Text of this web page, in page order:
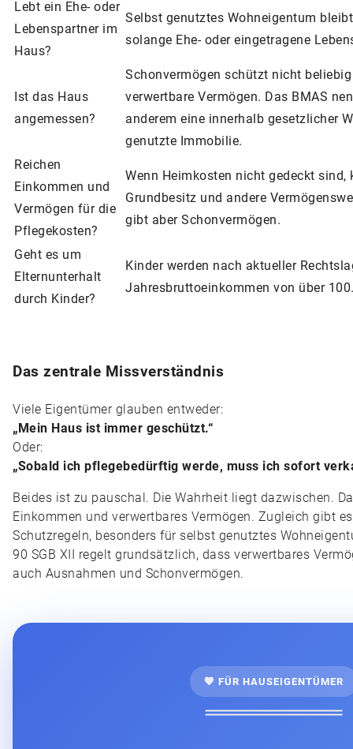
Lebt ein Ehe- oder
Lebenspartner im
Haus?
Selbst genutztes Wohneigentum
solange Ehe- oder eingetragene
Ist das Haus
angemessen?
Schonvermögen schützt nicht
verwertbare Vermögen. Das BMAS
anderem eine innerhalb gesetzlicher
genutzte Immobilie.
Reichen
Einkommen und
Vermögen für die
Pflegekosten?
Wenn Heimkosten nicht gedeckt sind,
Grundbesitz und andere
gibt aber Schonvermögen.
Geht es um
Elternunterhalt
durch Kinder?
Kinder werden nach aktueller
Jahresbruttoeinkommen von über
Das zentrale Missverständnis
Viele Eigentümer glauben entweder:
„Mein Haus ist immer geschützt.“
Oder:
„Sobald ich pflegebedürftig werde, muss ich sofort
Beides ist zu pauschal. Die Wahrheit liegt dazwischen.
Einkommen und verwertbares Vermögen. Zugleich gibt
Schutzregeln, besonders für selbst genutztes
90 SGB XII regelt grundsätzlich, dass verwertbares
auch Ausnahmen und Schonvermögen.
💙 FÜR HAUSEIGENTÜMER